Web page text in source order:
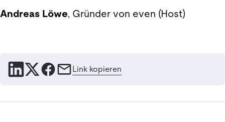
Andreas Löwe, Gründer von even (Host)
Link kopieren